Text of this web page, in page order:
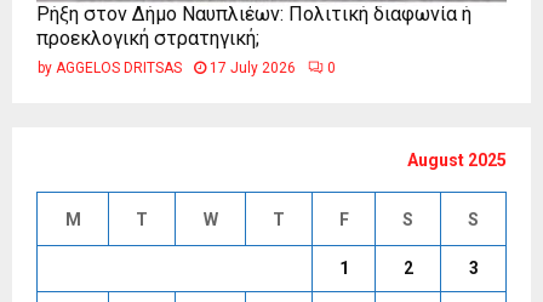
Ρήξη στον Δήμο Ναυπλιέων: Πολιτική διαφωνία ή
προεκλογική στρατηγική;
by AGGELOS DRITSAS 17 July 2026 0
August 2025
M T W T F S S
1 2 3